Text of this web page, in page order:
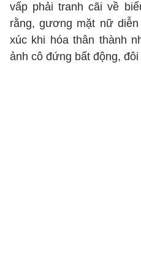
vấp phải tranh cãi về
rằng, gương mặt nữ
xúc khi hóa thân thành
ảnh cô đứng bất động,